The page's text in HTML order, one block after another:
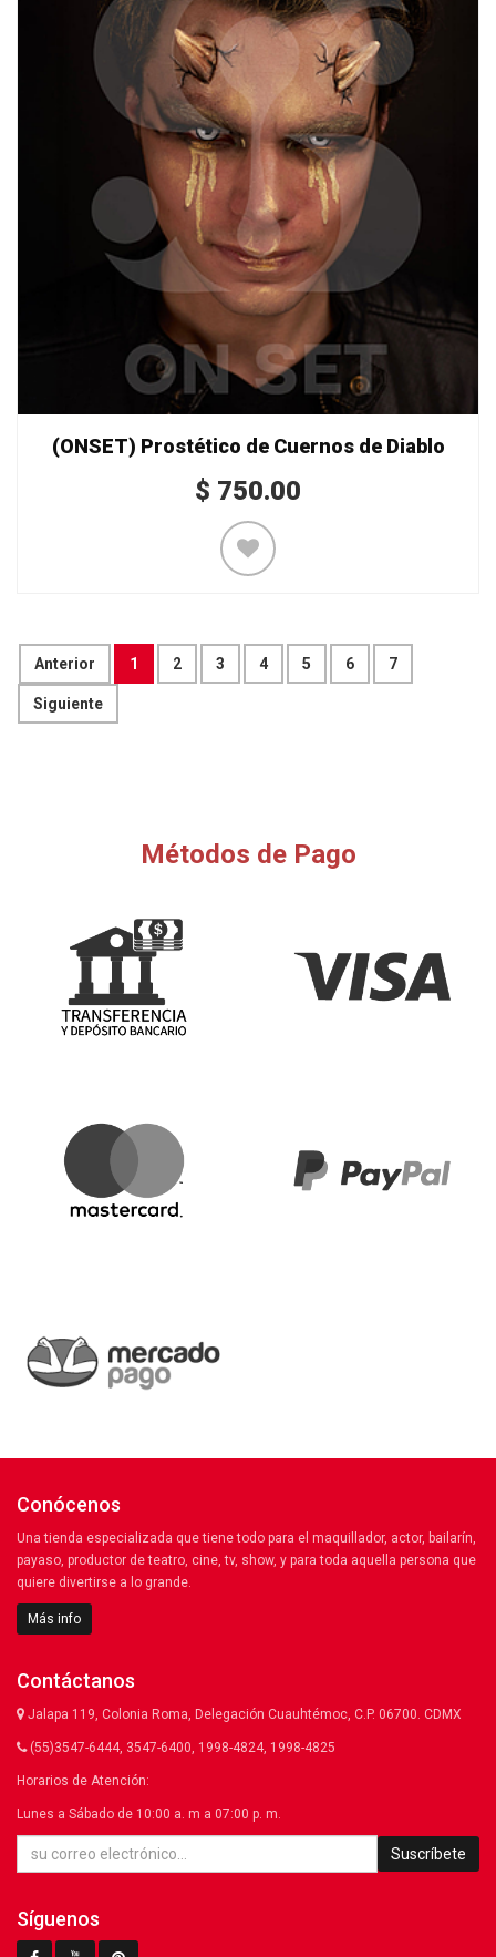
(ONSET) Prostético de Cuernos de Diablo
$ 750.00
Anterior 1 2 3 4 5 6 7
Siguiente
Métodos de Pago
Conócenos
Una tienda especializada que tiene todo para el maquillador, actor, bailarín,
payaso, productor de teatro, cine, tv, show, y para toda aquella persona que
quiere divertirse a lo grande.
Más info
Contáctanos
Jalapa 119, Colonia Roma, Delegación Cuauhtémoc, C.P. 06700. CDMX
(55)3547-6444, 3547-6400, 1998-4824, 1998-4825
Horarios de Atención:
Lunes a Sábado de 10:00 a. m a 07:00 p. m.
Suscríbete
Síguenos